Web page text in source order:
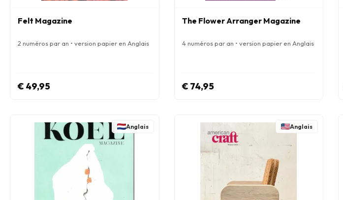
Felt Magazine
2 numéros par an • version papier en Anglais
€ 49,95
The Flower Arranger Magazine
4 numéros par an • version papier en Anglais
€ 74,95
Anglais Anglais